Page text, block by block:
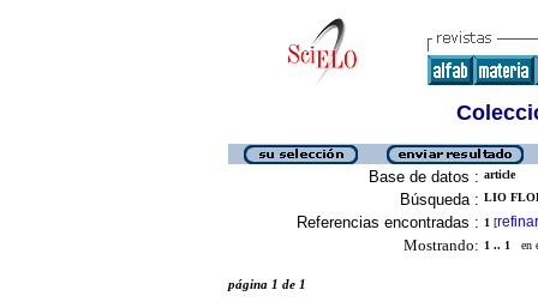
Base de datos : article
Búsqueda : LIO
Referencias encontradas : 1 [refinar
Mostrando: 1 .. 1 en
página 1 de 1